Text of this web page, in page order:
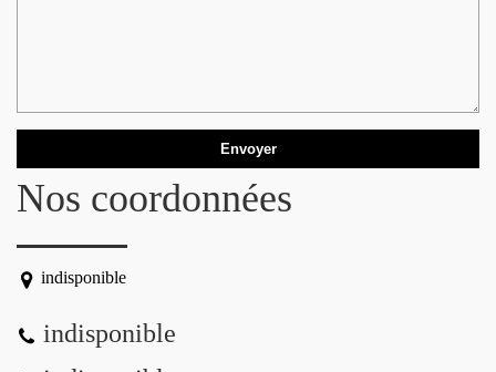
Nos coordonnées
indisponible
indisponible